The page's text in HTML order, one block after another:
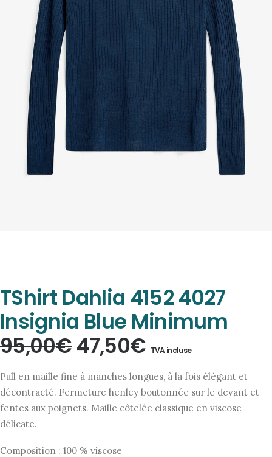
TShirt Dahlia 4152 4027
Insignia Blue Minimum
95,00€Le
prix
initial
était :
95,00€.
47,50€Le
prix
actuel
est :
TVA incluse
Pull en maille fine à manches longues, à la fois élégant et
décontracté. Fermeture henley boutonnée sur le devant et
fentes aux poignets. Maille côtelée classique en viscose
délicate.
Composition : 100 % viscose